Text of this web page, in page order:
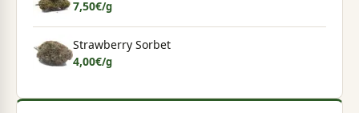
7,50€/g
Strawberry Sorbet
4,00€/g